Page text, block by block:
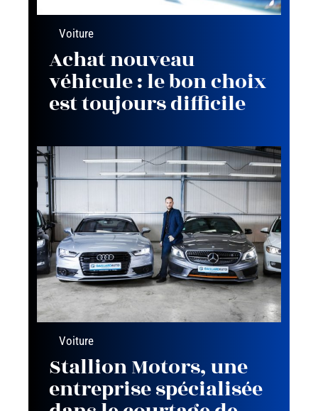
Voiture
Achat nouveau
véhicule : le bon choix
est toujours difficile
Voiture
Stallion Motors, une
entreprise spécialisée